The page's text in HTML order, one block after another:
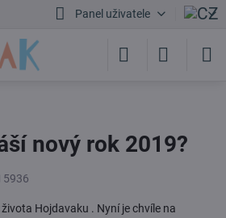
Panel uživatele
nový rok 2019?
5936
Hojdavaku . Nyní je chvíle na